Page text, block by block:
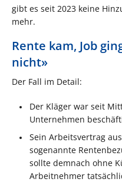
gibt es seit 2023 keine
mehr.
Rente kam, Job
nicht»
Der Fall im Detail:
Der Kläger war seit
Unternehmen
Sein Arbeitsvertrag
sogenannte
sollte demnach ohne
Arbeitnehmer